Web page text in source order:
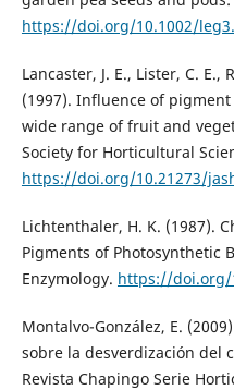
https://doi.org/10.1002/
Lancaster, J. E., Lister, C. E.,
(1997). Influence of
wide range of fruit and
Society for Horticultural
https://doi.org/10.21273/
Lichtenthaler, H. K. (1987).
Pigments of Photosynthetic
Enzymology. https://doi.org/
Montalvo-González, E.
sobre la desverdización del
Revista Chapingo Serie